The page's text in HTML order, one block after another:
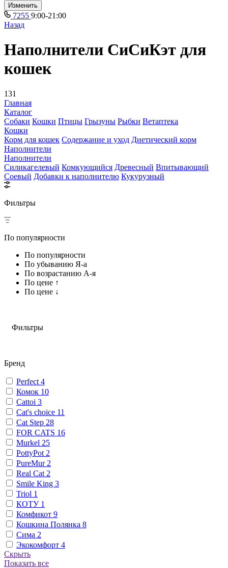
Изменить
7255 9:00-21:00
Назад
Наполнители СиСиКэт для
кошек
131
Главная
Каталог
Собаки Кошки Птицы Грызуны Рыбки Ветаптека
Кошки
Корм для кошек Содержание и уход Диетический корм
Наполнители
Наполнители
Силикагелевый Комкующийся Древесный Впитывающий
Соевый Добавки к наполнителю Кукурузный
Фильтры
По популярности
По популярности
По убыванию Я-а
По возрастанию А-я
По цене ↑
По цене ↓
Фильтры
Бренд
Perfect 4
Комок 10
Cattoi 3
Cat's choice 11
Cat Step 28
FOR CATS 16
Murkel 25
PottyPot 2
PureMur 2
Real Cat 2
Smile King 3
Triol 1
КОТУ 1
Комфикот 9
Кошкина Полянка 8
Сима 2
Экокомфорт 4
Скрыть
Показать все